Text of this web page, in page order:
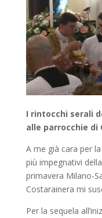
I rintocchi serali
alle parrocchie di
A me già cara per la
più impegnativi della
primavera Milano-
Costarainera mi
Per la sequela